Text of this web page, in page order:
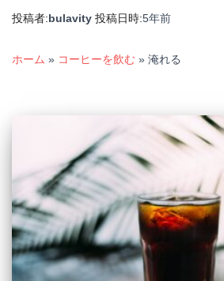
投稿者:bulavity 投稿日時:5年前
ホーム » コーヒーを飲む » 淹れる